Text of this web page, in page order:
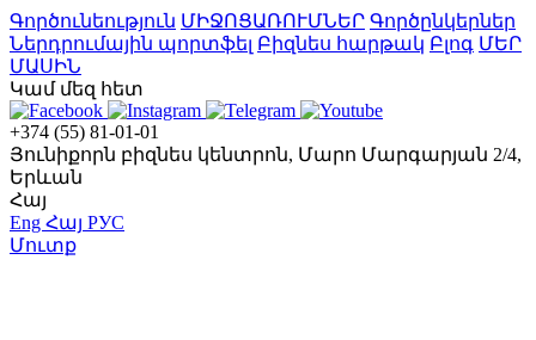
Գործունեություն ՄԻՋՈՑԱՌՈՒՄՆԵՐ Գործընկերներ
Ներդրումային պորտֆել Բիզնես հարթակ Բլոգ ՄԵՐ
ՄԱՍԻՆ
Կամ մեզ հետ
+374 (55) 81-01-01
Յունիքորն բիզնես կենտրոն, Մարո Մարգարյան 2/4,
Երևան
Հայ
Eng Հայ РУС
Մուտք